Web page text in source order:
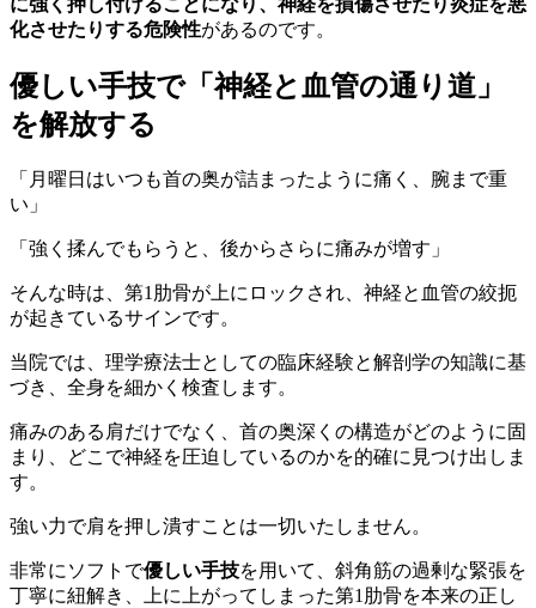
に強く押し付けることになり、神経を損傷させたり炎症を悪
化させたりする危険性があるのです。
優しい手技で「神経と血管の通り道」
を解放する
「月曜日はいつも首の奥が詰まったように痛く、腕まで重
い」
「強く揉んでもらうと、後からさらに痛みが増す」
そんな時は、第1肋骨が上にロックされ、神経と血管の絞扼
が起きているサインです。
当院では、理学療法士としての臨床経験と解剖学の知識に基
づき、全身を細かく検査します。
痛みのある肩だけでなく、首の奥深くの構造がどのように固
まり、どこで神経を圧迫しているのかを的確に見つけ出しま
す。
強い力で肩を押し潰すことは一切いたしません。
非常にソフトで優しい手技を用いて、斜角筋の過剰な緊張を
丁寧に紐解き、上に上がってしまった第1肋骨を本来の正し